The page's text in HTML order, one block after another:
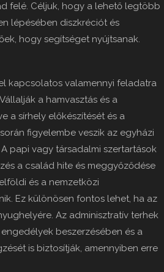
felé. Céljuk, hogy a lehető legtöbb
lépésében diszkréciót és
hogy segítséget nyújtsanak.
kapcsolatos valamennyi feladatra
a hamvasztás és a
a sírhely előkészítését és a
figyelembe veszik az egyházi
papi vagy társadalmi szertartások
a család hite és meggyőződése
és a nemzetközi
Ez különösen fontos lehet, ha az
Az adminisztratív terhek
beszerzésében és a
is biztosítják, amennyiben erre